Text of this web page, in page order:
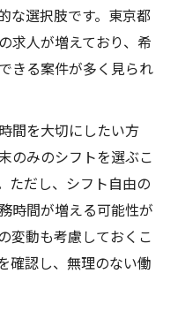
な選択肢です。東京都
求人が増えており、希
きる案件が多く見られ
間を大切にしたい方
のみのシフトを選ぶこ
ただし、シフト自由の
時間が増える可能性が
変動も考慮しておくこ
確認し、無理のない働